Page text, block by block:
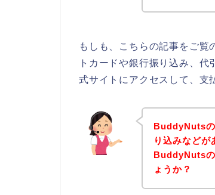
もしも、こちらの記事をご
トカードや銀行振り込み、
式サイトにアクセスして、支
BuddyNutsの
り込みなど
BuddyNutsの
ょうか？